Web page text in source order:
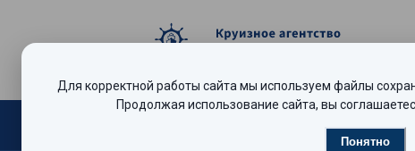
Видеообзоры
Для корректной работы сайта мы используем файлы
Продолжая использование сайта, вы
Понятно